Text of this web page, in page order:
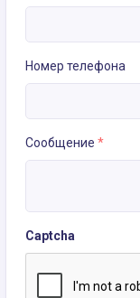
Номер телефона
Сообщение *
Captcha